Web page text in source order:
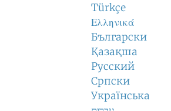
Türkçe
Ελληνικά
Български
Қазақша
Русский
Српски
Українська